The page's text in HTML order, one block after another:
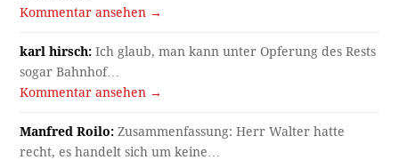
Kommentar ansehen →
karl hirsch: Ich glaub, man kann unter Opferung des Rests
sogar Bahnhof…
Kommentar ansehen →
Manfred Roilo: Zusammenfassung: Herr Walter hatte
recht, es handelt sich um keine…